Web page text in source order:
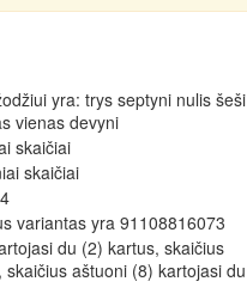
yra: trys septyni nulis šeši
vienas devyni
skaičiai
skaičiai
variantas yra 91108816073
du (2) kartus, skaičius
aštuoni (8) kartojasi du